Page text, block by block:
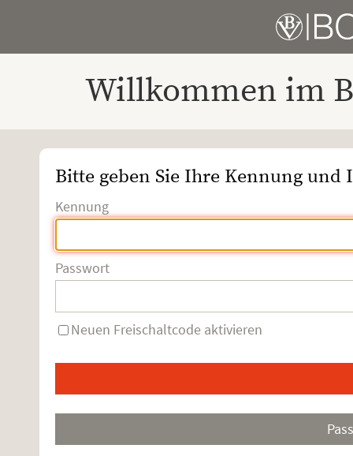
Willkommen im
Bitte geben Sie Ihre Kennung und
Kennung
Passwort
Neuen Freischaltcode aktivieren